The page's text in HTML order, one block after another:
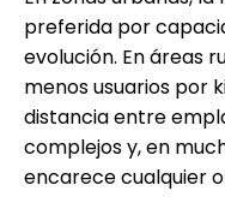
preferida por
evolución. En áreas
menos usuarios por
distancia entre
complejos y, en
encarece cualquier